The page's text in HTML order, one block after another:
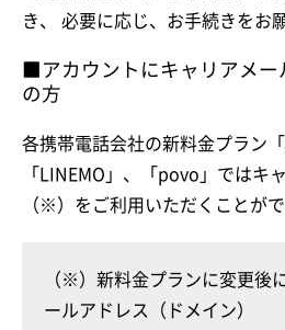
き、 必要に応じ、お手続きをお
■アカウントにキャリアメー
の方
各携帯電話会社の新料金プラン
「LINEMO」、「povo」ではキ
（※）をご利用いただくことがで
（※）新料金プランに変更後
ールアドレス（ドメイン）